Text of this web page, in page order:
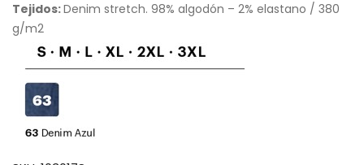
Tejidos:Denim stretch. 98% algodón – 2% elastano / 380
g/m2